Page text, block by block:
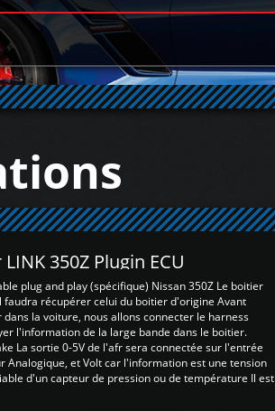
350Z Plugin ECU
plug and play (spécifique) Nissan 350Z Le boitier
faudra récupérer celui du boitier d'origine Avant
la voiture, nous allons connecter le harness
l'information de la large bande dans le boitier.
La sortie 0-5V de l'afr sera connectée sur l'entrée
Analogique, et Volt car l'information est une tension
d'un capteur de pression ou de température Il est